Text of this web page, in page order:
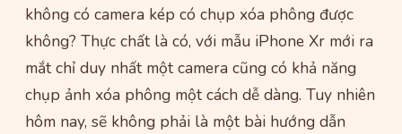
không có camera kép có chụp xóa phông được
không? Thực chất là có, với mẫu iPhone Xr mới ra
mắt chỉ duy nhất một camera cũng có khả năng
chụp ảnh xóa phông một cách dễ dàng. Tuy nhiên
hôm nay, sẽ không phải là một bài hướng dẫn